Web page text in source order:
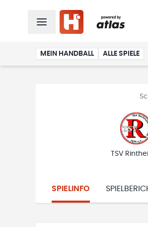
MEIN HANDBALL ALLE SPIELE
TSV
SPIELINFO